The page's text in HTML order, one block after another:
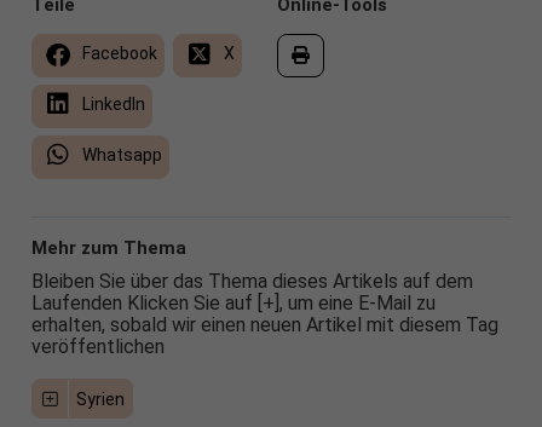
Online-Tools
Teile
Facebook X
LinkedIn
Whatsapp
Mehr zum Thema
Bleiben Sie über das Thema dieses Artikels auf dem
Laufenden Klicken Sie auf [+], um eine E-Mail zu
erhalten, sobald wir einen neuen Artikel mit diesem Tag
veröffentlichen
Syrien